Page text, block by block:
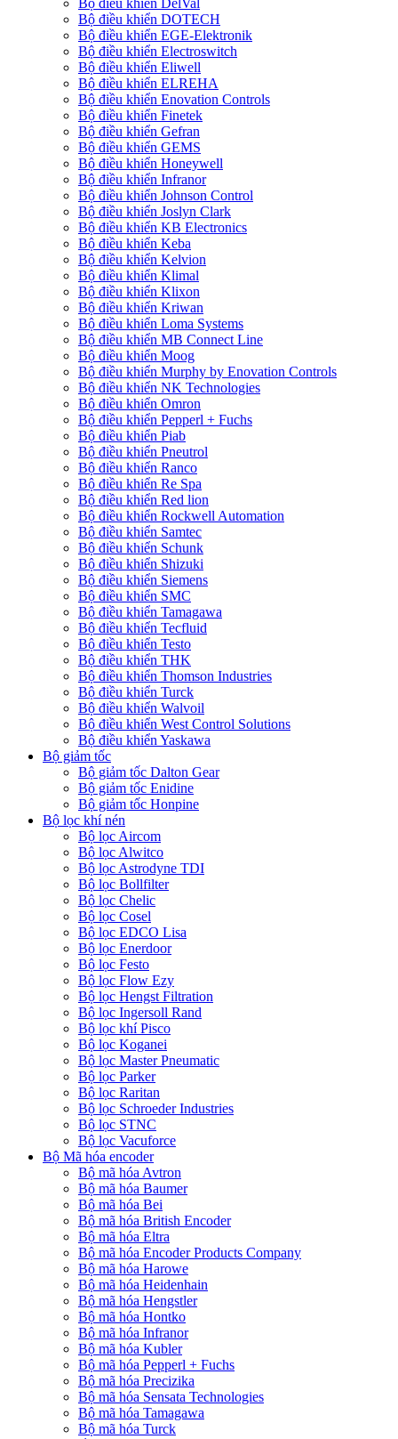
Bộ điều khiển DOTECH
Bộ điều khiển EGE-Elektronik
Bộ điều khiển Electroswitch
Bộ điều khiển Eliwell
Bộ điều khiển ELREHA
Bộ điều khiển Enovation Controls
Bộ điều khiển Finetek
Bộ điều khiển Gefran
Bộ điều khiển GEMS
Bộ điều khiển Honeywell
Bộ điều khiển Infranor
Bộ điều khiển Johnson Control
Bộ điều khiển Joslyn Clark
Bộ điều khiển KB Electronics
Bộ điều khiển Keba
Bộ điều khiển Kelvion
Bộ điều khiển Klimal
Bộ điều khiển Klixon
Bộ điều khiển Kriwan
Bộ điều khiển Loma Systems
Bộ điều khiển MB Connect Line
Bộ điều khiển Moog
Bộ điều khiển Murphy by Enovation Controls
Bộ điều khiển NK Technologies
Bộ điều khiển Omron
Bộ điều khiển Pepperl + Fuchs
Bộ điều khiển Piab
Bộ điều khiển Pneutrol
Bộ điều khiển Ranco
Bộ điều khiển Re Spa
Bộ điều khiển Red lion
Bộ điều khiển Rockwell Automation
Bộ điều khiển Samtec
Bộ điều khiển Schunk
Bộ điều khiển Shizuki
Bộ điều khiển Siemens
Bộ điều khiển SMC
Bộ điều khiển Tamagawa
Bộ điều khiển Tecfluid
Bộ điều khiển Testo
Bộ điều khiển THK
Bộ điều khiển Thomson Industries
Bộ điều khiển Turck
Bộ điều khiển Walvoil
Bộ điều khiển West Control Solutions
Bộ điều khiển Yaskawa
Bộ giảm tốc
Bộ giảm tốc Dalton Gear
Bộ giảm tốc Enidine
Bộ giảm tốc Honpine
Bộ lọc khí nén
Bộ lọc Aircom
Bộ lọc Alwitco
Bộ lọc Astrodyne TDI
Bộ lọc Bollfilter
Bộ lọc Chelic
Bộ lọc Cosel
Bộ lọc EDCO Lisa
Bộ lọc Enerdoor
Bộ lọc Festo
Bộ lọc Flow Ezy
Bộ lọc Hengst Filtration
Bộ lọc Ingersoll Rand
Bộ lọc khí Pisco
Bộ lọc Koganei
Bộ lọc Master Pneumatic
Bộ lọc Parker
Bộ lọc Raritan
Bộ lọc Schroeder Industries
Bộ lọc STNC
Bộ lọc Vacuforce
Bộ Mã hóa encoder
Bộ mã hóa Avtron
Bộ mã hóa Baumer
Bộ mã hóa Bei
Bộ mã hóa British Encoder
Bộ mã hóa Eltra
Bộ mã hóa Encoder Products Company
Bộ mã hóa Harowe
Bộ mã hóa Heidenhain
Bộ mã hóa Hengstler
Bộ mã hóa Hontko
Bộ mã hóa Infranor
Bộ mã hóa Kubler
Bộ mã hóa Pepperl + Fuchs
Bộ mã hóa Precizika
Bộ mã hóa Sensata Technologies
Bộ mã hóa Tamagawa
Bộ mã hóa Turck